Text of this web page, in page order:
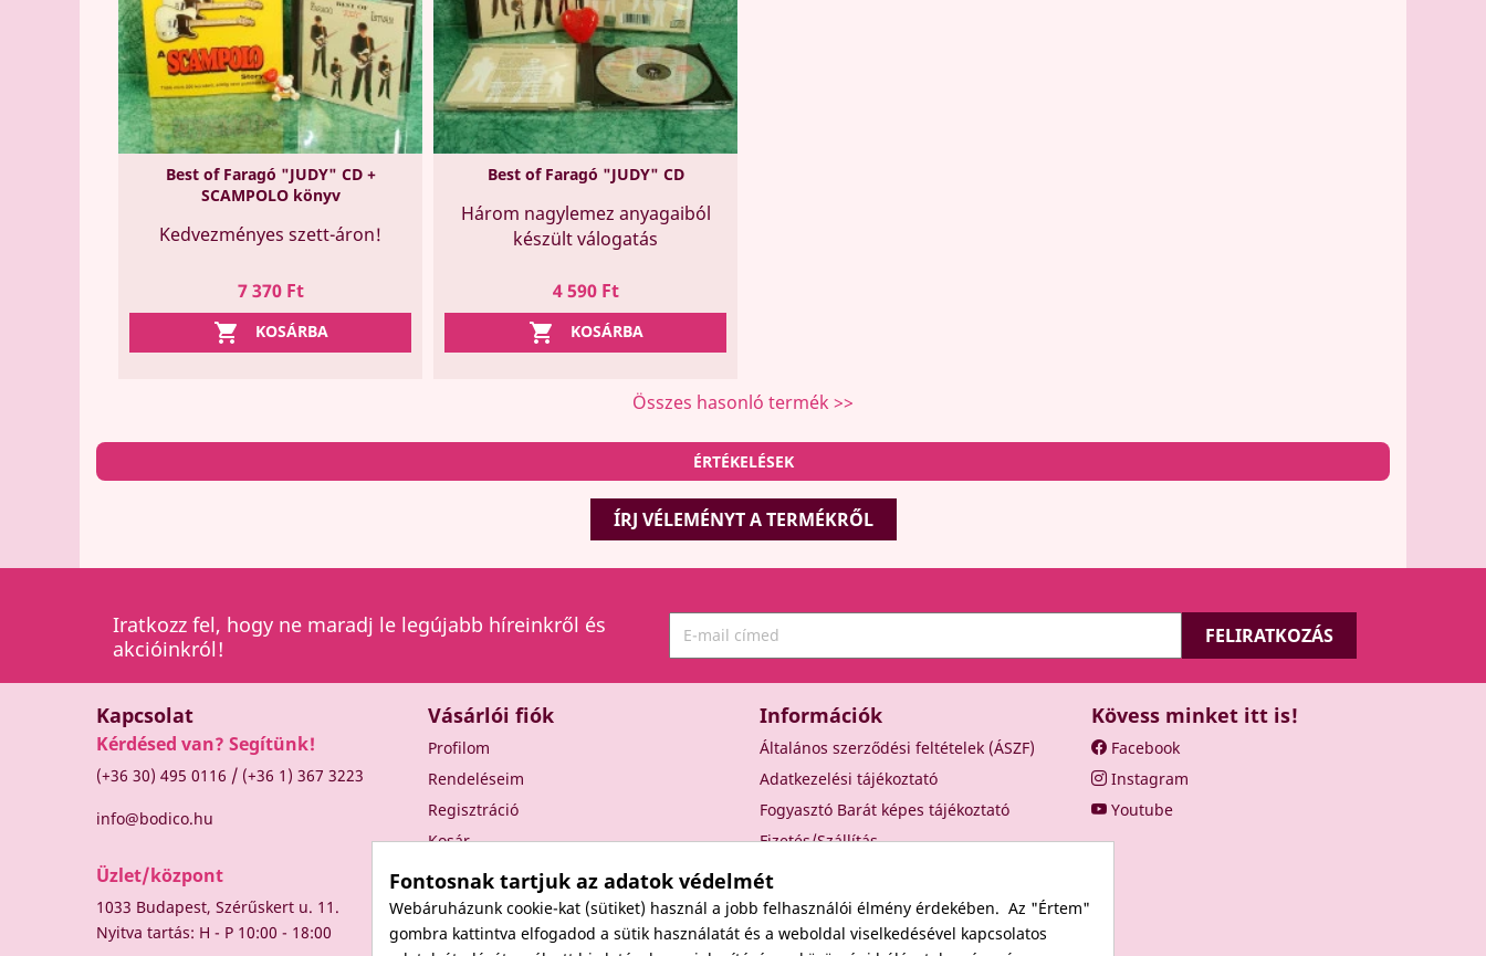
Best of Faragó "JUDY" CD +
SCAMPOLO könyv
Kedvezményes szett-áron!
Ár
7 370 Ft
 KOSÁRBA
Best of Faragó "JUDY" CD
Három nagylemez anyagaiból
készült válogatás
Ár
4 590 Ft
 KOSÁRBA
Összes hasonló termék >>
ÉRTÉKELÉSEK
ÍRJ VÉLEMÉNYT A TERMÉKRŐL
Iratkozz fel, hogy ne maradj le legújabb híreinkről és
akcióinkról!
Kapcsolat
Kérdésed van? Segítünk!
(+36 30) 495 0116 / (+36 1) 367 3223
info@bodico.hu
Üzlet/központ
1033 Budapest, Szérűskert u. 11.
Nyitva tartás: H - P 10:00 - 18:00
Vásárlói fiók
Profilom
Rendeléseim
Regisztráció
Kosár
Információk
Általános szerződési feltételek (ÁSZF)
Adatkezelési tájékoztató
Fogyasztó Barát képes tájékoztató
Fizetés/Szállítás
Elállási nyilatkozat
Elállás a szerződéstől
Rólunk
Kövess minket itt is!
Facebook
Instagram
Youtube
Fontosnak tartjuk az adatok védelmét
Webáruházunk cookie-kat (sütiket) használ a jobb felhasználói élmény érdekében. Az "Értem"
gombra kattintva elfogadod a sütik használatát és a weboldal viselkedésével kapcsolatos